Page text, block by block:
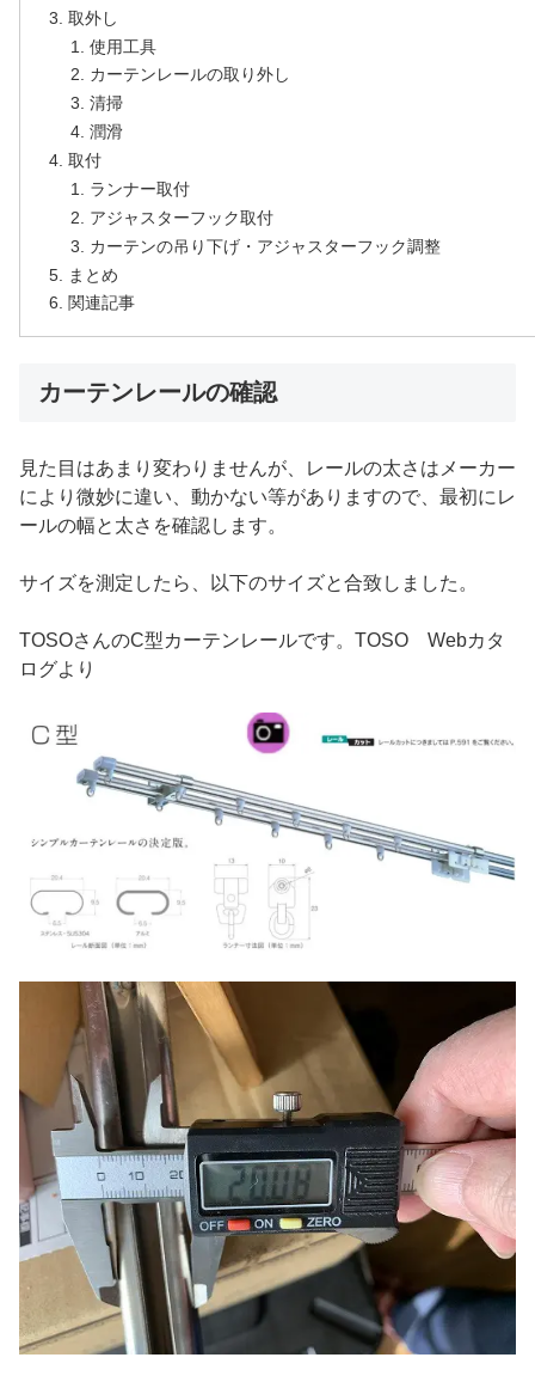
取外し
使用工具
カーテンレールの取り外し
清掃
潤滑
取付
ランナー取付
アジャスターフック取付
カーテンの吊り下げ・アジャスターフック調整
まとめ
関連記事
カーテンレールの確認
見た目はあまり変わりませんが、レールの太さはメーカー
により微妙に違い、動かない等がありますので、最初にレ
ールの幅と太さを確認します。
サイズを測定したら、以下のサイズと合致しました。
TOSOさんのC型カーテンレールです。TOSO Webカタ
ログより